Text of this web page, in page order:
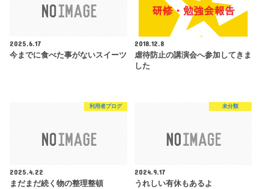
2025.6.17
今までに食べた事がないスイーツ
2018.12.8
虐待防止の講演会へ参加してきま
した
利用者ブログ
2025.4.22
まだまだ続く物の整理整頓
未分類
2024.9.17
うれしい有休もあるよ